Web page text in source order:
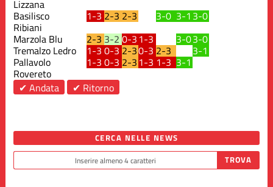
Lizzana
Basilisco
Ribiani
1-3 2-3 2-3 3-0 3-1 3-0
Marzola Blu
2-3 3-2 0-3 1-3 3-03-0
Tremalzo Ledro 1-3 0-3 2-30-3 2-3 3-1
Pallavolo
Rovereto
1-3 0-3 2-3 1-3 1-3 3-1
✔ Andata
✔ Ritorno
CERCA NELLE NEWS